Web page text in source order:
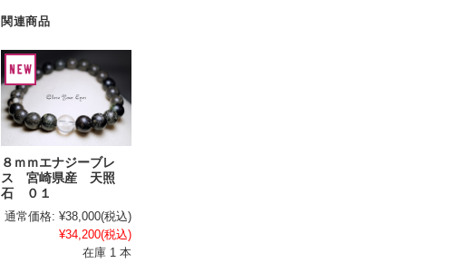
関連商品
８ｍｍエナジーブレ
ス 宮崎県産 天照
石 ０１
通常価格: ¥38,000(税込)
¥34,200(税込)
在庫 1 本